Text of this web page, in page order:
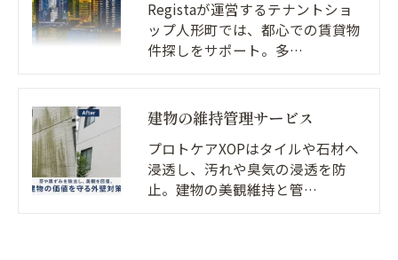
Registaが運営するテナントショ
ップ人形町では、都心での賃貸物
件探しをサポート。多…
建物の維持管理サービス
プロトケアXOPはタイルや石材へ
浸透し、汚れや臭気の浸透を防
止。建物の美観維持と管…